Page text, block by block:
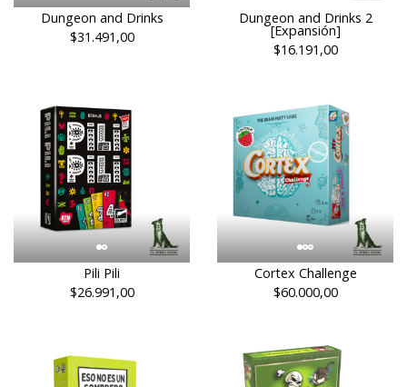
Dungeon and Drinks
$31.491,00
Dungeon and Drinks 2
[Expansión]
$16.191,00
Pili Pili
$26.991,00
Cortex Challenge
$60.000,00